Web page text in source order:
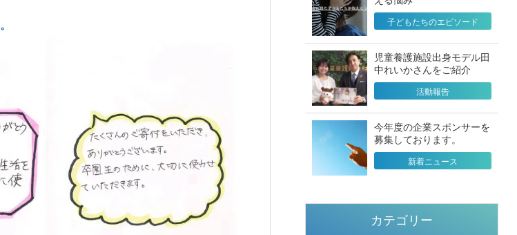
子どもたちのエピソード
児童養護施設出身モデル田
中れいかさんをご紹介
活動報告
今年度の企業スポンサーを
募集しております。
新着ニュース
カテゴリー